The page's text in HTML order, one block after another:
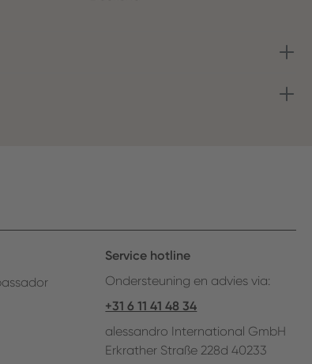
Service hotline
Ondersteuning en advies via:
+31 6 11 41 48 34
alessandro International GmbH
Erkrather Straße 228d 40233